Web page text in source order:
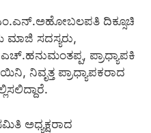
ದಿಕ್ಸೂಚಿ
ಸದಸ್ಯರು,
ಪ್ರಾಧ್ಯಾಪಕಿ
ನಿವೃತ್ತ ಪ್ರಾಧ್ಯಾಪಕರಾದ
ಅಧ್ಯಕ್ಷರಾದ